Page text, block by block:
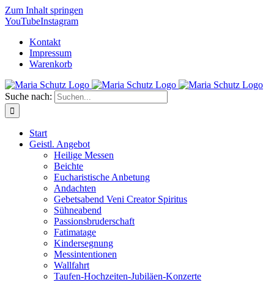
Zum Inhalt springen
YouTubeInstagram
Kontakt
Impressum
Warenkorb
Suche nach:
Start
Geistl. Angebot
Heilige Messen
Beichte
Eucharistische Anbetung
Andachten
Gebetsabend Veni Creator Spiritus
Sühneabend
Passionsbruderschaft
Fatimatage
Kindersegnung
Messintentionen
Wallfahrt
Taufen-Hochzeiten-Jubiläen-Konzerte